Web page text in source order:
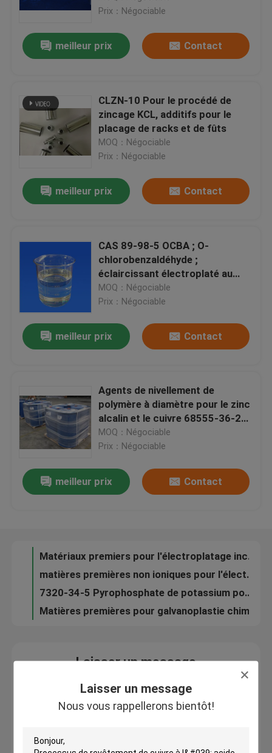
Laisser un message
Nous vous rappellerons bientôt!
Accueil
Produits
Vidéos
Visite de l'usine
Contrôle de qualité
Demander un devis
Produits chimiques de zingage
Prix：Négociable
meilleur prix Contact
CLZN-10 Pour le procédé de
zincage KCL, additifs pour le
placage de racks et de fûts
MOQ：Négociable
Prix：Négociable
meilleur prix Contact
CAS 89-98-5 OCBA ; O-
chlorobenzaldéhyde ;
éclaircissant électroplaté au
zinc acide
MOQ：Négociable
Prix：Négociable
meilleur prix Contact
Agents de nivellement de
polymère à diamètre pour le zinc
alcalin et le cuivre 68555-36-2
PUB
MOQ：Négociable
Prix：Négociable
meilleur prix Contact
Matériaux premiers pour l'électroplatage incolore Solution de P-anisaldéhyde CAS 123-11-5
matières premières non ioniques pour l'électroplatement Polyethylène glycol PEG 25322-68-3
7320-34-5 Pyrophosphate de potassium pour le traitement de surface / non-cyanure
Appareils à haute température pour le revêtement en acier et en zinc
Produits chimiques de zingage acide à deux composants ; Zingage au chlorure de potassium ; ZN-658
Laisser un message